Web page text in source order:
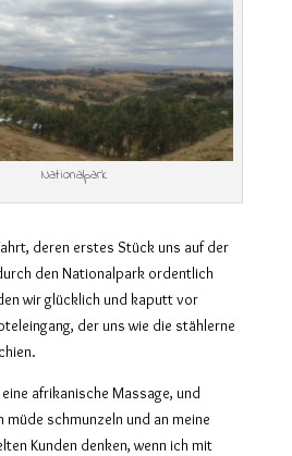
Nationalpark
deren erstes Stück uns auf der
den Nationalpark ordentlich
wir glücklich und kaputt vor
der uns wie die stählerne
afrikanische Massage, und
schmunzeln und an meine
Kunden denken, wenn ich mit